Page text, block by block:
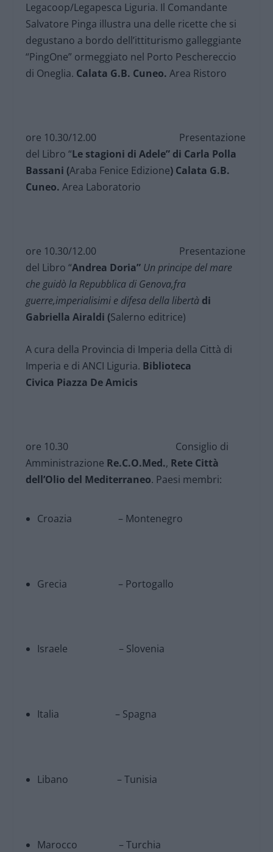
Legacoop/Legapesca Liguria. Il Comandante
Salvatore Pinga illustra una delle ricette che si
degustano a bordo dell’ittiturismo galleggiante
“PingOne” ormeggiato nel Porto Peschereccio
di Oneglia. Calata G.B. Cuneo. Area Ristoro
ore 10.30/12.00
Presentazione
del Libro “Le stagioni di Adele” di Carla Polla
Bassani (Araba Fenice Edizione) Calata G.B.
Cuneo. Area Laboratorio
ore 10.30/12.00 Presentazione
del Libro “Andrea Doria” Un principe del mare
che guidò la Repubblica di Genova,fra
guerre,imperialisimi e difesa della libertà di
Gabriella Airaldi (Salerno editrice)
A cura della Provincia di Imperia della Città di
Imperia e di ANCI Liguria. Biblioteca
Civica Piazza De Amicis
ore 10.30 Consiglio di
Amministrazione Re.C.O.Med., Rete Città
dell’Olio del Mediterraneo. Paesi membri:
Croazia – Montenegro
Grecia – Portogallo
Israele – Slovenia
Italia – Spagna
Libano – Tunisia
Marocco – Turchia